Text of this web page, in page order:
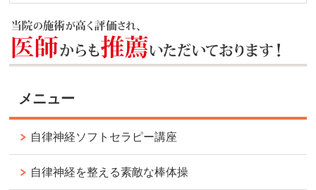
メニュー
自律神経ソフトセラピー講座
自律神経を整える素敵な棒体操